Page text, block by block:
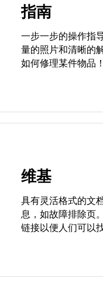
指南
一步一步的操作指
量的照片和清晰的
如何修理某件物品！
维基
具有灵活格式的文
息，如故障排除页
链接以便人们可以